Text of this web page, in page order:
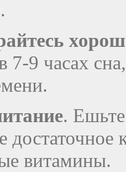
7-9 часах
.
достаточное
витамины.